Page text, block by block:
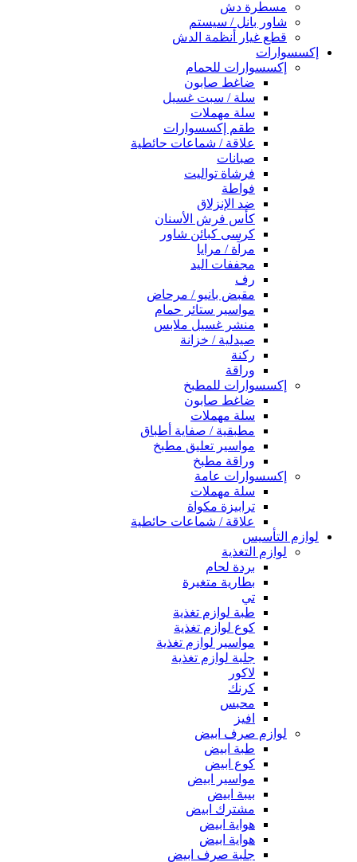
مسطرة دش
شاور بانل / سيستم
قطع غيار أنظمة الدش
إكسسوارات
إكسسوارات للحمام
ضاغط صابون
سلة / سبت غسيل
سلة مهملات
طقم إكسسوارات
علاقة / شماعات حائطية
صبانات
فرشاة تواليت
فواطة
ضد الإنزلاق
كأس فرش الأسنان
كرسى كبائن شاور
مرآة / مرايا
مجففات اليد
رف
مقبض بانيو / مرحاض
مواسير ستائر حمام
منشر غسيل ملابس
صيدلية / خزانة
ركنة
وراقة
إكسسوارات للمطبخ
ضاغط صابون
سلة مهملات
مطبقية / صفاية أطباق
مواسير تعليق مطبخ
وراقة مطبخ
إكسسوارات عامة
سلة مهملات
ترابيزة مكواة
علاقة / شماعات حائطية
لوازم التأسيس
لوازم التغذية
بردة لحام
بطارية متغيرة
تي
طبة لوازم تغذية
كوع لوازم تغذية
مواسير لوازم تغذية
جلبة لوازم تغذية
لاكور
كرنك
محبس
افيز
لوازم صرف ابيض
طبة ابيض
كوع ابيض
مواسير ابيض
بيبة ابيض
مشترك ابيض
هواية ابيض
هواية ابيض
جلبة صرف ابيض